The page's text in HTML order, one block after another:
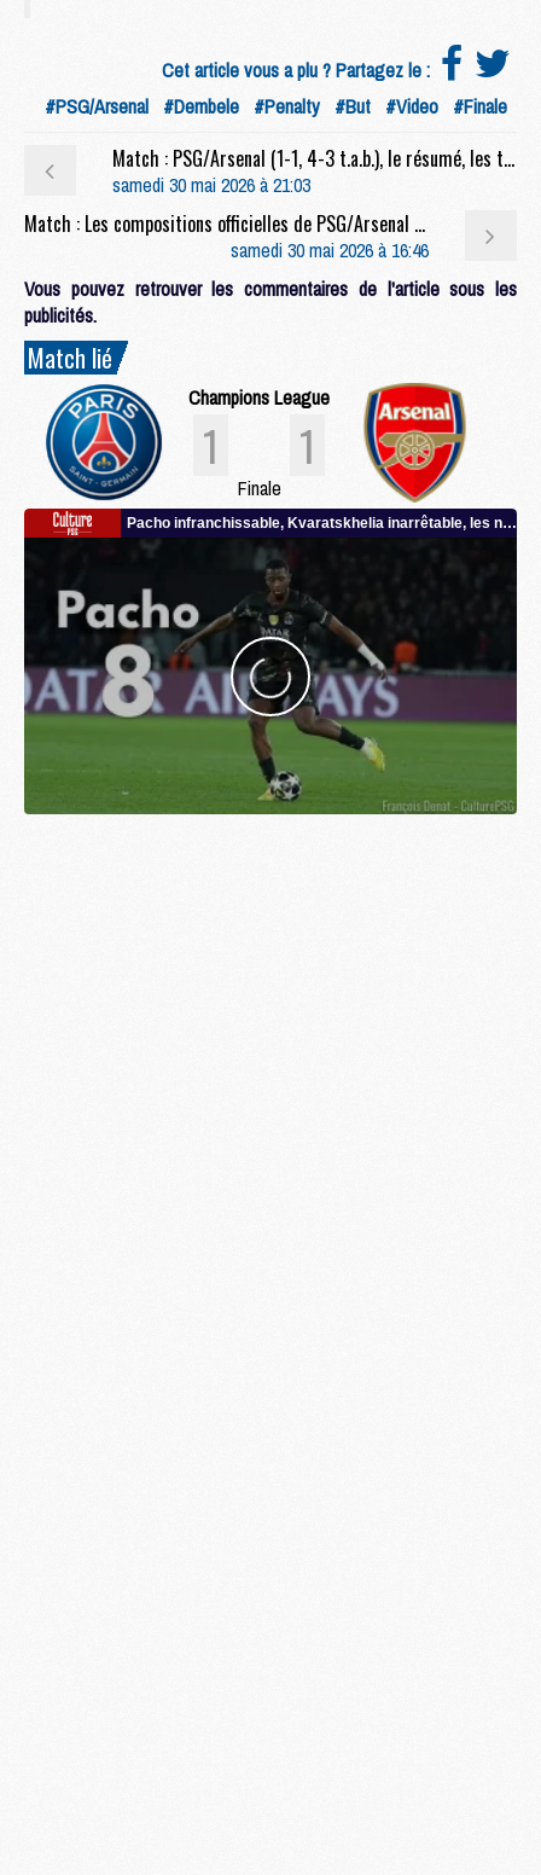
Cet article vous a plu ? Partagez le :
#PSG/Arsenal #Dembele #Penalty #But #Video #Finale
Match : PSG/Arsenal (1-1, 4-3 t.a.b.), le résumé, les tirs au but et les buts en video
samedi 30 mai 2026 à 21:03
Match : Les compositions officielles de PSG/Arsenal dévoilées, Zaïre-Emery remplaçant, une surprise côté Arsenal
samedi 30 mai 2026 à 16:46
Vous pouvez retrouver les commentaires de l'article sous les
publicités.
Match lié
Champions League
1 1
Finale